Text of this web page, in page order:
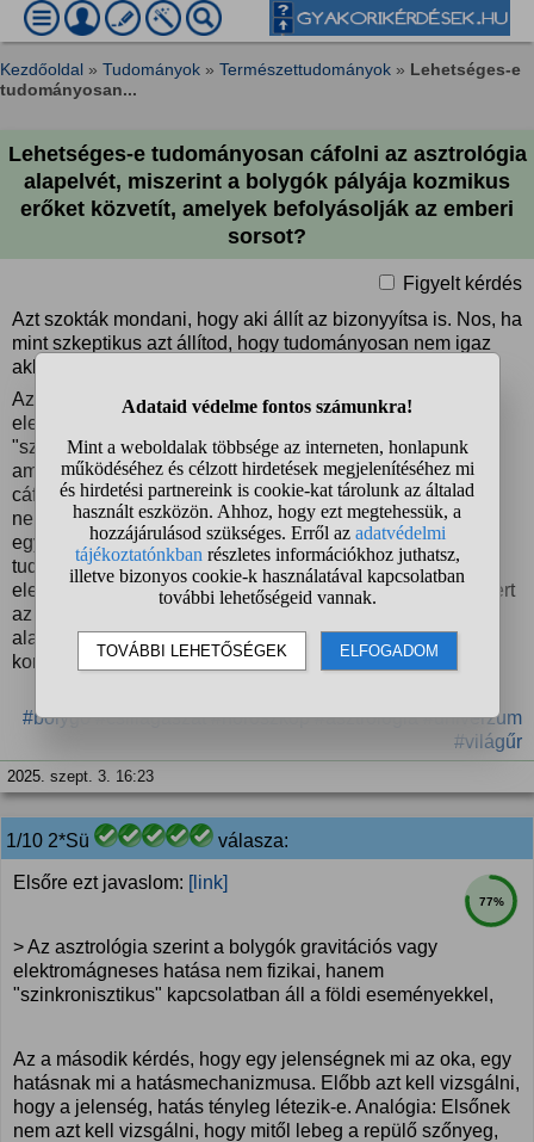
Kezdőoldal » Tudományok » Természettudományok » Lehetséges-e
tudományosan...
Lehetséges-e tudományosan cáfolni az asztrológia
alapelvét, miszerint a bolygók pályája kozmikus
erőket közvetít, amelyek befolyásolják az emberi
sorsot?
Figyelt kérdés
Azt szokták mondani, hogy aki állít az bizonyyítsa is. Nos, ha
mint szkeptikus azt állítod, hogy tudományosan nem igaz
akkor bizonyítsad
Az asztrológia szerint a bolygók gravitációs vagy
elektromágneses hatása nem fizikai, hanem
"szinkronisztikus" kapcsolatban áll a földi eseményekkel,
amit a tudomány jelenlegi eszközeivel nem lehet mérni. A
cáfolat nehézsége abban rejlik, hogy az ezoterikus modell
nem a kauzalitásra, hanem a "jelentés-teljes
egybeesésekre" épül, ahogy Jung fogalmazott. Emiatt a
tudományos módszer (ismétlődő kísérletek, statisztikai
elemzés) alkalmatlan lehet az asztrológia vizsgálatára, mert
az más episztemológiai keretekben működik. A kérdés
alapvetően a tudomány és a miszticizmus közötti
kommunikációs szakadékot hívja fel.
#bolygó #csillagászat #horoszkóp #asztrológia #univerzum
#világűr
2025. szept. 3. 16:23
1/10 2*Sü válasza:
77%
Elsőre ezt javaslom: [link]
> Az asztrológia szerint a bolygók gravitációs vagy
elektromágneses hatása nem fizikai, hanem
"szinkronisztikus" kapcsolatban áll a földi eseményekkel,
Az a második kérdés, hogy egy jelenségnek mi az oka, egy
hatásnak mi a hatásmechanizmusa. Előbb azt kell vizsgálni,
hogy a jelenség, hatás tényleg létezik-e. Analógia: Elsőnek
nem azt kell vizsgálni, hogy mitől lebeg a repülő szőnyeg,